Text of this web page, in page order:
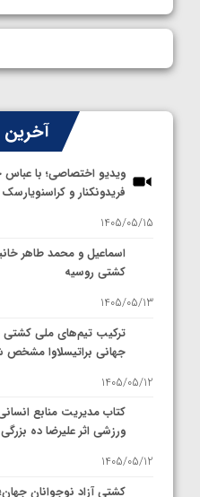
ویدیو اختصاصی؛ با عباس
فریدونکنار و کراسنویارسک
1405/05/15
اسماعیل و محمد طاهر
کشتی روسیه
1405/05/13
ترکیب تیم‌های ملی کشتی
جهانی براتیسلاوا مشخص
1405/05/12
کتاب مدیریت منابع
ورزشی اثر علیرضا ده
1405/05/12
کشتی آزاد نوجوانان